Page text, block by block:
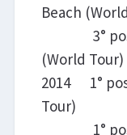
Beach
3° posto
(World Tour)
2014 1°
Tour)
1° posto